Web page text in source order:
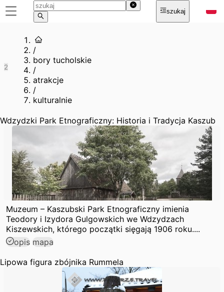
szukaj
2
/
bory tucholskie
/
atrakcje
/
kulturalnie
Wdzydzki Park Etnograficzny: Historia i Tradycja Kaszub
Muzeum – Kaszubski Park Etnograficzny imienia
Teodory i Izydora Gulgowskich we Wdzydzach
Kiszewskich, którego początki sięgają 1906 roku....
opis mapa
Lipowa figura zbójnika Rummela